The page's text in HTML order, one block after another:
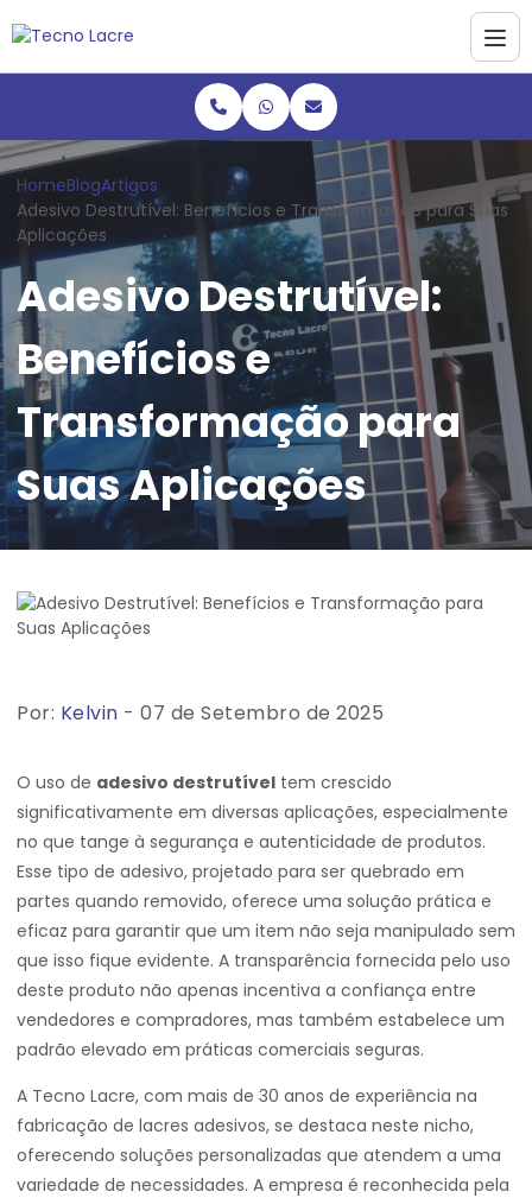
HomeBlogArtigos
Adesivo Destrutível: Benefícios e Transformação para Suas
Aplicações
Adesivo Destrutível:
Benefícios e
Transformação para
Suas Aplicações
Por: Kelvin - 07 de Setembro de 2025
O uso de adesivo destrutível tem crescido
significativamente em diversas aplicações, especialmente
no que tange à segurança e autenticidade de produtos.
Esse tipo de adesivo, projetado para ser quebrado em
partes quando removido, oferece uma solução prática e
eficaz para garantir que um item não seja manipulado sem
que isso fique evidente. A transparência fornecida pelo uso
deste produto não apenas incentiva a confiança entre
vendedores e compradores, mas também estabelece um
padrão elevado em práticas comerciais seguras.
A Tecno Lacre, com mais de 30 anos de experiência na
fabricação de lacres adesivos, se destaca neste nicho,
oferecendo soluções personalizadas que atendem a uma
variedade de necessidades. A empresa é reconhecida pela